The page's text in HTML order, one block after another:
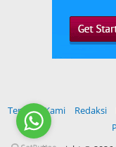
Tentang Kami Redaksi